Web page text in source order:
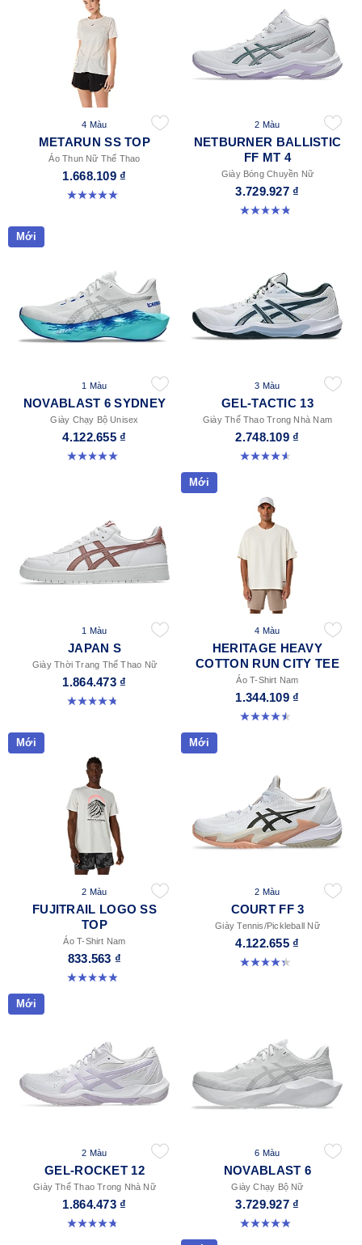
4 Màu
METARUN SS TOP
Áo Thun Nữ Thể Thao
1.668.109 ₫
5.0 trong số 5 sao. 8 đánh giá
2 Màu
NETBURNER BALLISTIC
FF MT 4
Giày Bóng Chuyền Nữ
3.729.927 ₫
4.8 trong số 5 sao. 5 đánh giá
Mới
1 Màu
NOVABLAST 6 SYDNEY
Giày Chạy Bộ Unisex
4.122.655 ₫
5.0 trong số 5 sao. 4 đánh giá
3 Màu
GEL-TACTIC 13
Giày Thể Thao Trong Nhà Nam
2.748.109 ₫
4.6 trong số 5 sao. 32 đánh giá
1 Màu
JAPAN S
Giày Thời Trang Thể Thao Nữ
1.864.473 ₫
4.7 trong số 5 sao. 332 đánh giá
Mới
4 Màu
HERITAGE HEAVY
COTTON RUN CITY TEE
Áo T-Shirt Nam
1.344.109 ₫
4.5 trong số 5 sao. 2 đánh giá
Mới
2 Màu
FUJITRAIL LOGO SS
TOP
Áo T-Shirt Nam
833.563 ₫
4.9 trong số 5 sao. 14 đánh giá
Mới
2 Màu
COURT FF 3
Giày Tennis/Pickleball Nữ
4.122.655 ₫
4.3 trong số 5 sao. 55 đánh giá
Mới
2 Màu
GEL-ROCKET 12
Giày Thể Thao Trong Nhà Nữ
1.864.473 ₫
4.8 trong số 5 sao. 151 đánh giá
6 Màu
NOVABLAST 6
Giày Chạy Bộ Nữ
3.729.927 ₫
5.0 trong số 5 sao. 67 đánh giá